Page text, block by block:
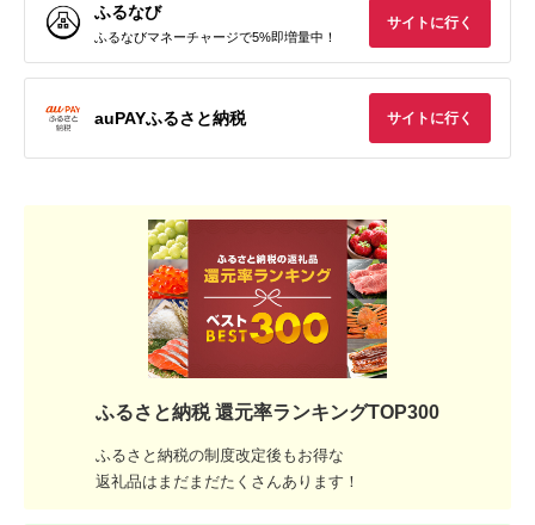
ふるなび
ふるなびマネーチャージで5%即増量中！
サイトに行く
auPAYふるさと納税 サイトに行く
ふるさと納税 還元率ランキングTOP300
ふるさと納税の制度改定後もお得な
返礼品はまだまだたくさんあります！